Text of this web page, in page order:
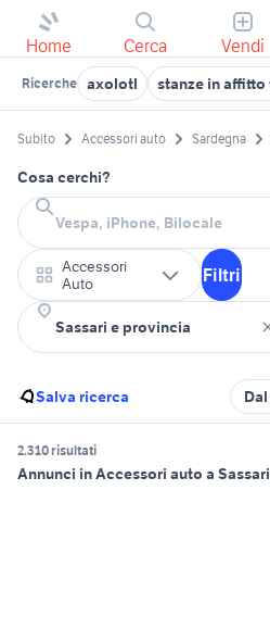
Home Cerca Vendi
Ricerche axolotl stanze in
Subito Accessori auto Sardegna
Cosa cerchi?
Accessori
Auto
Filtri
Salva ricerca
2.310 risultati
Annunci in Accessori auto a